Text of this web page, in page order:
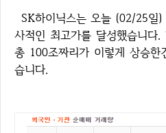
SK하이닉스는 오늘 (02/25일) 무려 9.19%가 상승하며 역
사적인 최고가를 달성했습니다
총 100조짜리가 이렇게 상승
습니다.